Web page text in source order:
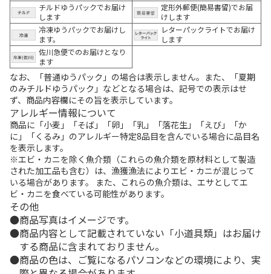
チルドゆうパックでお届け
します
定形外郵便(簡易書留)でお届
けします
冷凍ゆうパックでお届けし
ます。
レターパックライトでお届け
します
佐川急便でのお届けとなり
ます
なお、「普通ゆうパック」の場合は表示しません。また、「夏期
のみチルドゆうパック」などとなる場合は、記号での表示はせ
ず、商品内容欄にその旨を表示しています。
アレルギー情報について
商品に「小麦」「そば」「卵」「乳」「落花生」「えび」「か
に」「くるみ」のアレルギー特定8品目を含んでいる場合に品目名
を表示します。
※エビ・カニを除く魚介類（これらの魚介類を原材料として製造
された加工品も含む）は、漁獲漁法によりエビ・カニが混じって
いる場合があります。 また、これらの魚介類は、エサとしてエ
ビ・カニを食べている可能性があります。
その他
商品写真はイメージです。
商品内容として記載されていない「小道具類」はお届け
する商品に含まれておりません。
商品の色は、ご覧になるパソコンなどの環境により、実